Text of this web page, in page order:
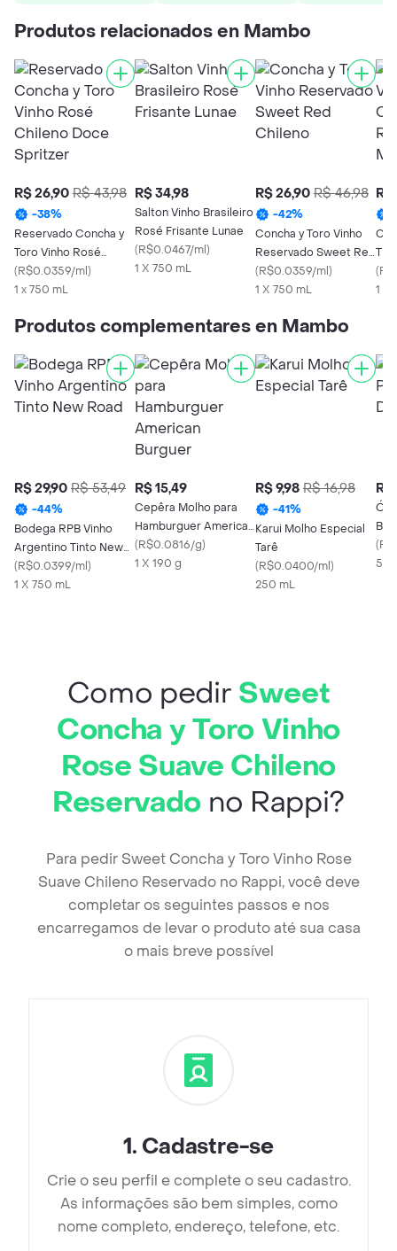
Produtos relacionados en Mambo
R$ 26,90 R$ 43,98
-38%
Reservado Concha y
Toro Vinho Rosé
Chileno Doce Spritzer
(R$0.0359/ml)
1 x 750 mL
R$ 34,98
Salton Vinho Brasileiro
Rosé Frisante Lunae
(R$0.0467/ml)
1 X 750 mL
R$ 26,90 R$ 46,98
-42%
Concha y Toro Vinho
Reservado Sweet Red
Chileno
(R$0.0359/ml)
1 X 750 mL
R$
(
1 X
Produtos complementares en Mambo
R$ 29,90 R$ 53,49
-44%
Bodega RPB Vinho
Argentino Tinto New
Road
(R$0.0399/ml)
1 X 750 mL
R$ 15,49
Cepêra Molho para
Hamburguer American
Burguer
(R$0.0816/g)
1 X 190 g
R$ 9,98 R$ 16,98
-41%
Karui Molho Especial
Tarê
(R$0.0400/ml)
250 mL
R$
(
Como pedir Sweet
Concha y Toro Vinho
Rose Suave Chileno
Reservado no Rappi?
Para pedir Sweet Concha y Toro Vinho Rose
Suave Chileno Reservado no Rappi, você deve
completar os seguintes passos e nos
encarregamos de levar o produto até sua casa
o mais breve possível
1. Cadastre-se
Crie o seu perfil e complete o seu cadastro.
As informações são bem simples, como
nome completo, endereço, telefone, etc.